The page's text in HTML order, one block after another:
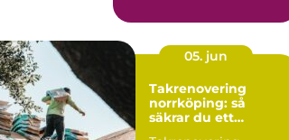
sig ...
05. jun
Takrenovering
norrköping: så
säkrar du ett